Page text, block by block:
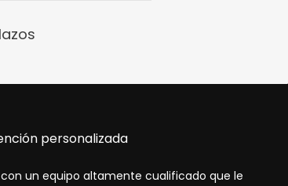
personalizada
un equipo altamente cualificado que le